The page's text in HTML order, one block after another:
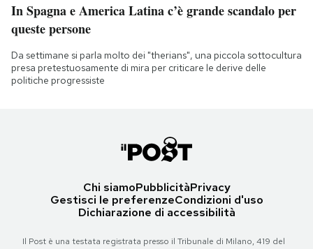
In Spagna e America Latina c’è grande scandalo per
queste persone
Da settimane si parla molto dei "therians", una piccola sottocultura
presa pretestuosamente di mira per criticare le derive delle
politiche progressiste
Chi siamoPubblicitàPrivacy
Gestisci le preferenzeCondizioni d'uso
Dichiarazione di accessibilità
Il Post è una testata registrata presso il Tribunale di Milano, 419 del